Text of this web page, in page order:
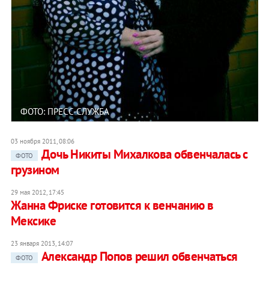
ФОТО: ПРЕСС-СЛУЖБА
03 ноября 2011, 08:06
ФОТО
Дочь Никиты Михалкова обвенчалась с
грузином
29 мая 2012, 17:45
Жанна Фриске готовится к венчанию в
Мексике
23 января 2013, 14:07
ФОТО
Александр Попов решил обвенчаться